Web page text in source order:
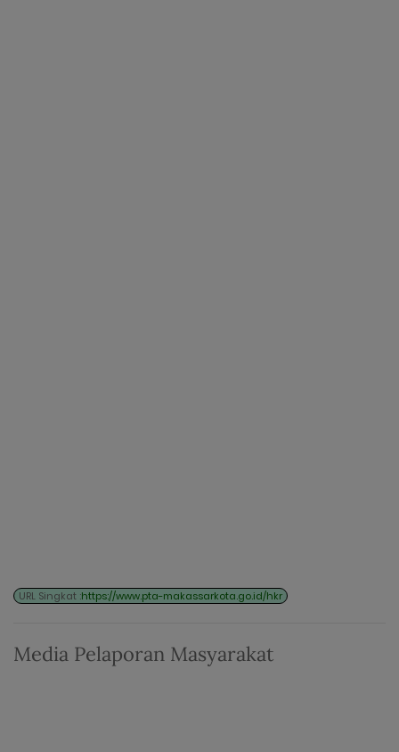
URL Singkat :https://www.pta-makassarkota.go.id/hkr
Media Pelaporan Masyarakat